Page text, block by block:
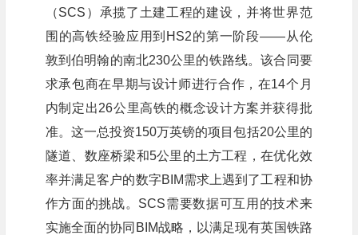
（SCS）承揽了土建工程的建设，并将世界范
围的高铁经验应用到HS2的第一阶段——从伦
敦到伯明翰的南北230公里的铁路线。该合同要
求承包商在早期与设计师进行合作，在14个月
内制定出26公里高铁的概念设计方案并获得批
准。这一总投资150万英镑的项目包括20公里的
隧道、数座桥梁和5公里的土方工程，在优化效
率并满足客户的数字BIM需求上遇到了工程和协
作方面的挑战。SCS需要数据可互用的技术来
实施全面的协同BIM战略，以满足现有英国铁路